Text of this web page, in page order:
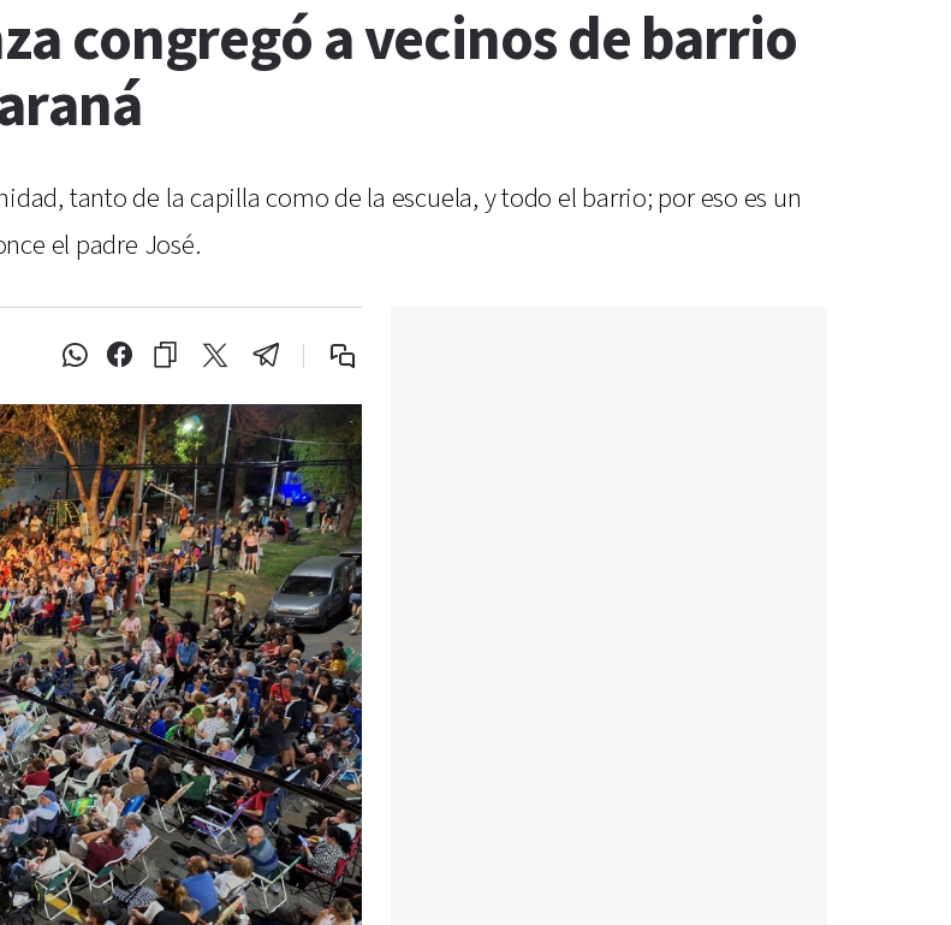
congregó a vecinos de barrio
tanto de la capilla como de la escuela, y todo el barrio; por eso es un
el padre José.